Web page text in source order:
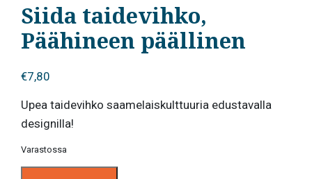
Siida taidevihko,
Päähineen päällinen
€7,80
Upea taidevihko saamelaiskulttuuria edustavalla
designilla!
Varastossa